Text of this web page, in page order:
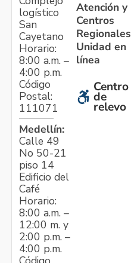
logístico
San
Cayetano
Horario:
8:00 a.m. –
4:00 p.m.
Código
Postal:
111071
Medellín:
Calle 49
No 50-21
piso 14
Edificio del
Café
Horario:
8:00 a.m. –
12:00 m. y
2:00 p.m. –
4:00 p.m.
Atención y
Centros
Regionales
Unidad en
línea
Centro
de
relevo